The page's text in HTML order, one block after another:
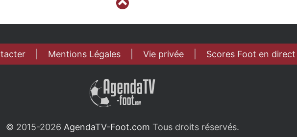
Mentions Légales Vie privée Scores Foot en direct
© 2015-2026 AgendaTV-Foot.com Tous droits réservés.